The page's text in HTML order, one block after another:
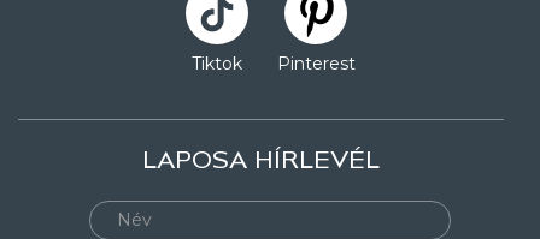
Tiktok Pinterest
LAPOSA HÍRLEVÉL